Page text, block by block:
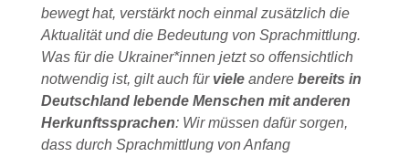
bewegt hat, verstärkt noch einmal zusätzlich die
Aktualität und die Bedeutung von Sprachmittlung.
Was für die Ukrainer*innen jetzt so offensichtlich
notwendig ist, gilt auch für viele andere bereits in
Deutschland lebende Menschen mit anderen
Herkunftssprachen: Wir müssen dafür sorgen,
dass durch Sprachmittlung von Anfang